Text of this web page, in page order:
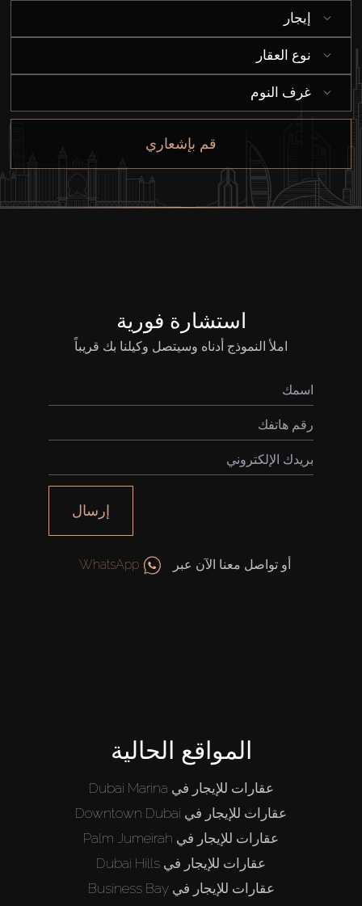
قيد الإنشاء
الوكلاء
من نحن
إيجار
نوع العقار
غرف النوم
قم بإشعاري
استشارة فورية
املأ النموذج أدناه وسيتصل وكيلنا بك قريباً
إرسال
أو تواصل معنا الآن عبر WhatsApp
المواقع الحالية
عقارات للإيجار في Dubai Marina
عقارات للإيجار في Downtown Dubai
عقارات للإيجار في Palm Jumeirah
عقارات للإيجار في Dubai Hills
عقارات للإيجار في Business Bay